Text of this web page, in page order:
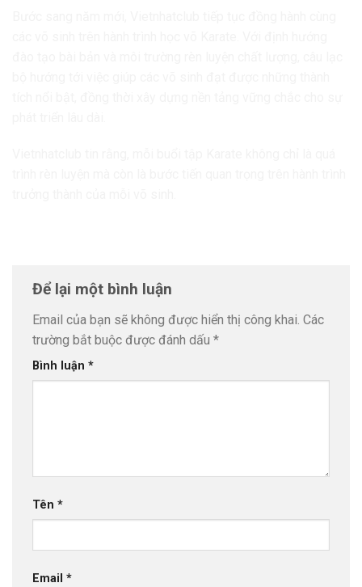
Để lại một bình luận
Email của bạn sẽ không được hiển thị công khai. Các
trường bắt buộc được đánh dấu *
Bình luận *
Tên *
Email *